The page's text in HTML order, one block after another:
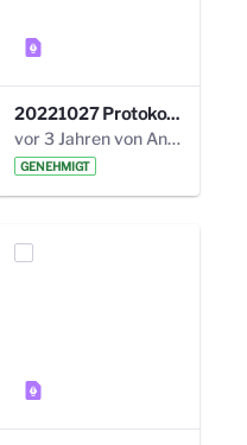
20221027 Protokoll 34. Steuerungskreis.pdf
vor 3 Jahren von Anni Schlumberger
GENEHMIGT